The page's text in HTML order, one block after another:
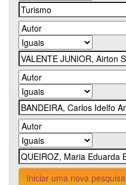
Iniciar uma nova pesquisa